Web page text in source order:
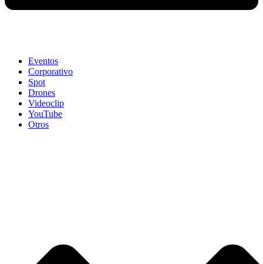
Eventos
Corporativo
Spot
Drones
Videoclip
YouTube
Otros